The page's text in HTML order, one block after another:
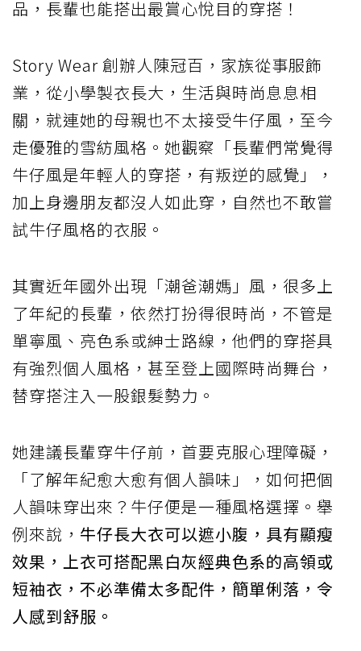
品，長輩也能搭出最賞心悅目的穿搭！
Story Wear 創辦人陳冠百，家族從事服飾
業，從小學製衣長大，生活與時尚息息相
關，就連她的母親也不太接受牛仔風，至今
走優雅的雪紡風格。她觀察「長輩們常覺得
牛仔風是年輕人的穿搭，有叛逆的感覺」，
加上身邊朋友都沒人如此穿，自然也不敢嘗
試牛仔風格的衣服。
其實近年國外出現「潮爸潮媽」風，很多上
了年紀的長輩，依然打扮得很時尚，不管是
單寧風、亮色系或紳士路線，他們的穿搭具
有強烈個人風格，甚至登上國際時尚舞台，
替穿搭注入一股銀髮勢力。
她建議長輩穿牛仔前，首要克服心理障礙，
「了解年紀愈大愈有個人韻味」，如何把個
人韻味穿出來？牛仔便是一種風格選擇。舉
例來說， 牛仔長大衣可以遮小腹，具有顯瘦
效果，上衣可搭配黑白灰經典色系的高領或
短袖衣，不必準備太多配件，簡單俐落，令
人感到舒服。